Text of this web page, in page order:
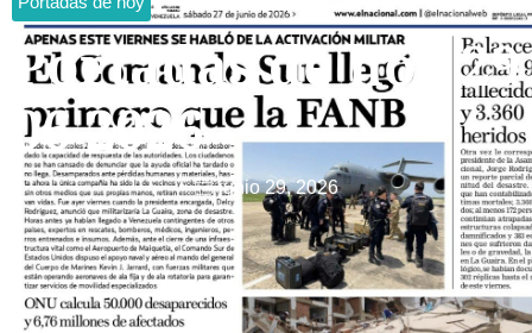
Portadas de hoy 29
06 2026
junio 29, 2026